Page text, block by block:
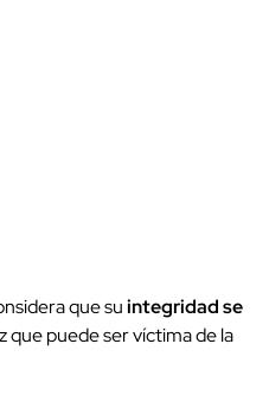
que suintegridad se
que puede ser víctima de la